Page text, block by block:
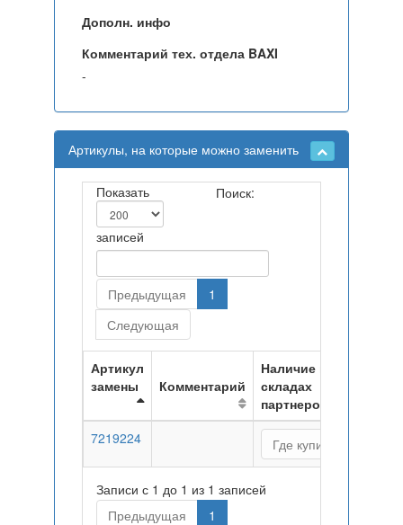
Дополн. инфо
Комментарий тех. отдела BAXI
-
Артикулы, на которые можно заменить
Показать
записей
Поиск:
Предыдущая
1
Следующая
Артикул
замены
Комментарий
Наличие на
складах
партнеров
7219224
Где купить
Записи с 1 до 1 из 1 записей
Предыдущая
1